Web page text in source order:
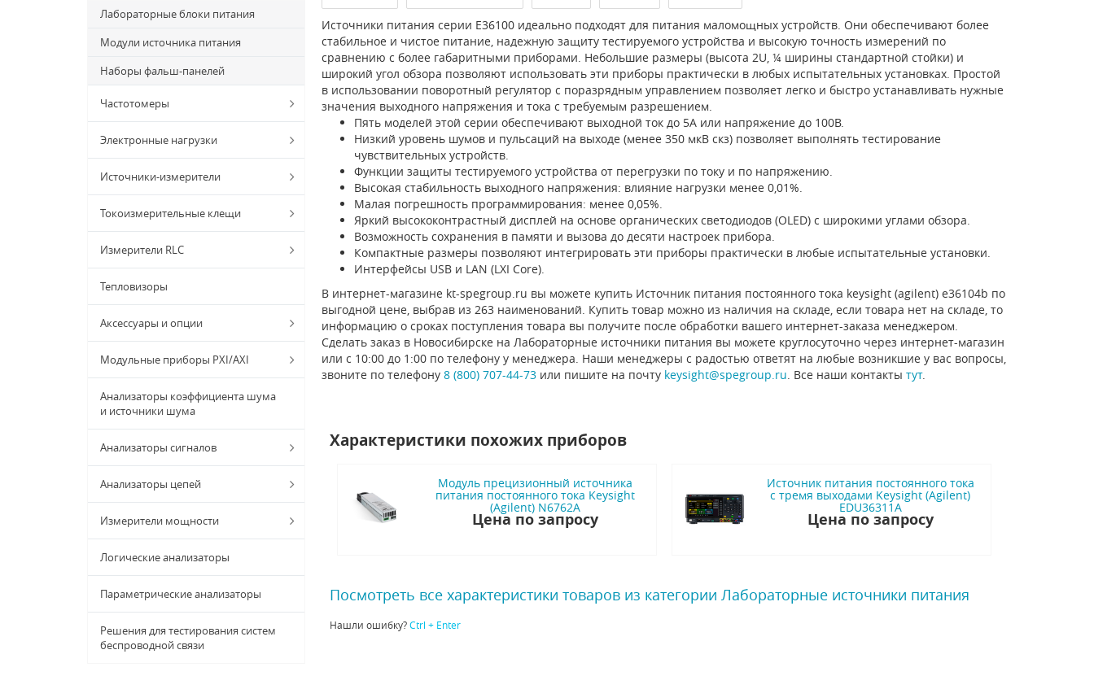
Лабораторные блоки питания
Модули источника питания
Наборы фальш-панелей
Частотомеры
Электронные нагрузки
Источники-измерители
Токоизмерительные клещи
Измерители RLC
Тепловизоры
Аксессуары и опции
Модульные приборы PXI/AXI
Анализаторы коэффициента шума
и источники шума
Анализаторы сигналов
Анализаторы цепей
Измерители мощности
Логические анализаторы
Параметрические анализаторы
Решения для тестирования систем
беспроводной связи
Источники питания серии E36100 идеально подходят для питания маломощных устройств. Они обеспечивают более
стабильное и чистое питание, надежную защиту тестируемого устройства и высокую точность измерений по
сравнению с более габаритными приборами. Небольшие размеры (высота 2U, ¼ ширины стандартной стойки) и
широкий угол обзора позволяют использовать эти приборы практически в любых испытательных установках. Простой
в использовании поворотный регулятор с поразрядным управлением позволяет легко и быстро устанавливать нужные
значения выходного напряжения и тока с требуемым разрешением.
Пять моделей этой серии обеспечивают выходной ток до 5А или напряжение до 100В.
Низкий уровень шумов и пульсаций на выходе (менее 350 мкВ скз) позволяет выполнять тестирование
чувствительных устройств.
Функции защиты тестируемого устройства от перегрузки по току и по напряжению.
Высокая стабильность выходного напряжения: влияние нагрузки менее 0,01%.
Малая погрешность программирования: менее 0,05%.
Яркий высококонтрастный дисплей на основе органических светодиодов (OLED) с широкими углами обзора.
Возможность сохранения в памяти и вызова до десяти настроек прибора.
Компактные размеры позволяют интегрировать эти приборы практически в любые испытательные установки.
Интерфейсы USB и LAN (LXI Core).
В интернет-магазине kt-spegroup.ru вы можете купить Источник питания постоянного тока keysight (agilent) e36104b по
выгодной цене, выбрав из 263 наименований. Купить товар можно из наличия на складе, если товара нет на складе, то
информацию о сроках поступления товара вы получите после обработки вашего интернет-заказа менеджером.
Сделать заказ в Новосибирске на Лабораторные источники питания вы можете круглосуточно через интернет-магазин
или с 10:00 до 1:00 по телефону у менеджера. Наши менеджеры с радостью ответят на любые возникшие у вас вопросы,
звоните по телефону 8 (800) 707-44-73или пишите на почту keysight@spegroup.ru . Все наши контакты тут.
Характеристики похожих приборов
Модуль прецизионный источника
питания постоянного тока Keysight
(Agilent) N6762A
Цена по запросу
Источник питания постоянного тока
с тремя выходами Keysight (Agilent)
EDU36311A
Цена по запросу
Посмотреть все характеристики товаров из категории Лабораторные источники питания
Нашли ошибку?Ctrl + Enter